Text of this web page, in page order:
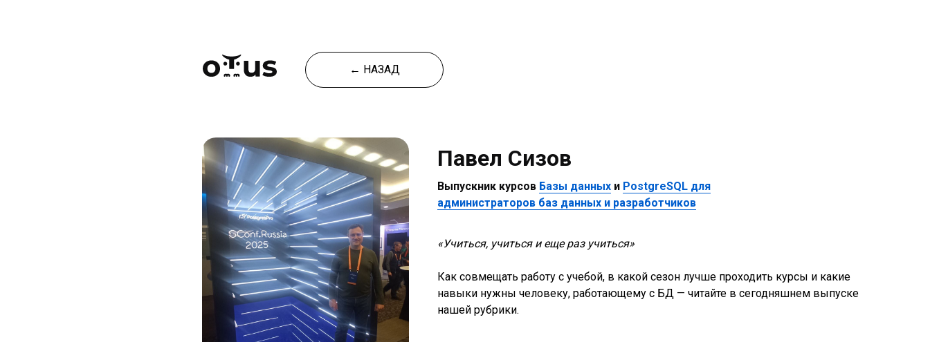
← НАЗАД
Павел Сизов
Выпускник курсов Базы данных и PostgreSQL для
администраторов баз данных и разработчиков
«Учиться, учиться и еще раз учиться»
Как совмещать работу с учебой, в какой сезон лучше проходить курсы и какие
навыки нужны человеку, работающему с БД — читайте в сегодняшнем выпуске
нашей рубрики.